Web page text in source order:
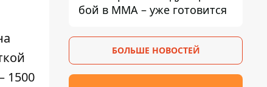
1500
бой в ММА – уже готовится
БОЛЬШЕ НОВОСТЕЙ